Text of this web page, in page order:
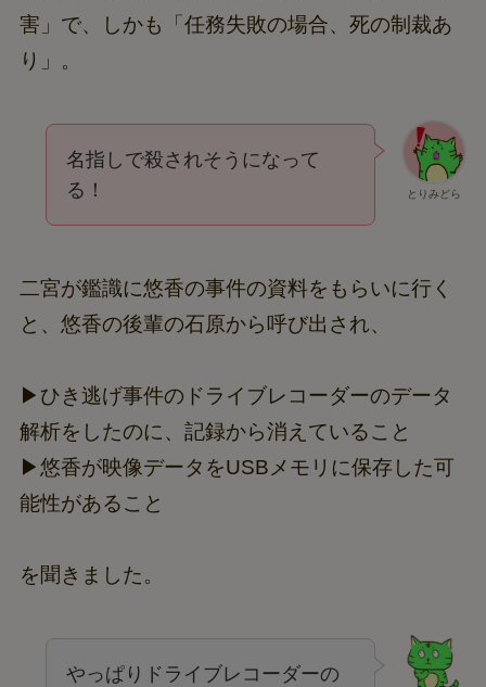
害」で、しかも「任務失敗の場合、死の制裁あ
り」。
とりみどら
名指しで殺されそうになって
る！
二宮が鑑識に悠香の事件の資料をもらいに行く
と、悠香の後輩の石原から呼び出され、
▶ひき逃げ事件のドライブレコーダーのデータ
解析をしたのに、記録から消えていること
▶悠香が映像データをUSBメモリに保存した可
能性があること
を聞きました。
やっぱりドライブレコーダーの